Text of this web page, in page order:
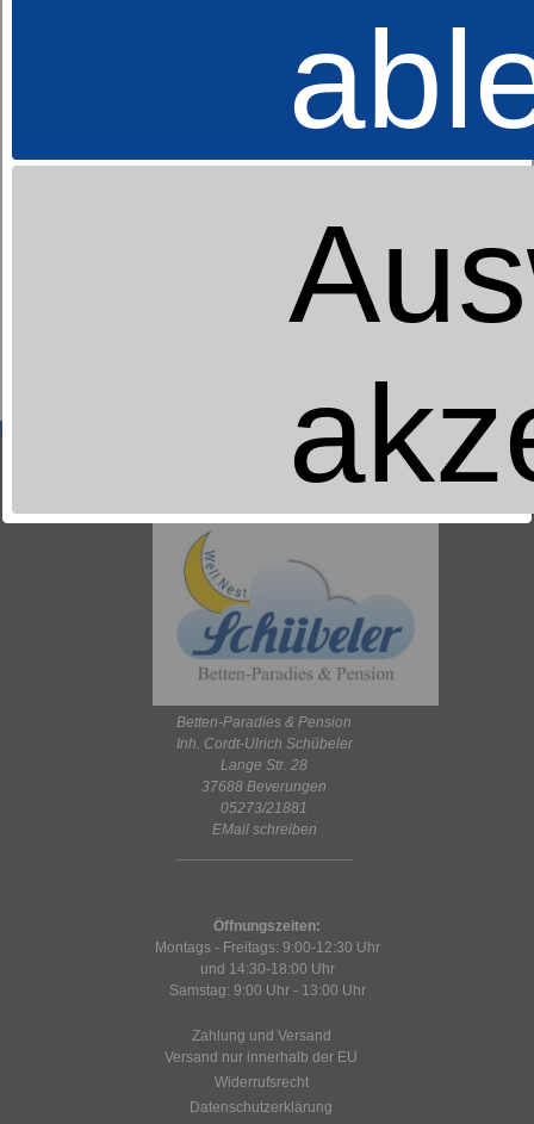
Betten-Paradies & Pension
Inh. Cordt-Ulrich Schübeler
Lange Str. 28
37688 Beverungen
05273/21881
EMail schreiben
Öffnungszeiten:
Montags - Freitags: 9:00-12:30 Uhr
und 14:30-18:00 Uhr
Samstag: 9:00 Uhr - 13:00 Uhr
Zahlung und Versand
Versand nur innerhalb der EU
Widerrufsrecht
Datenschutzerklärung